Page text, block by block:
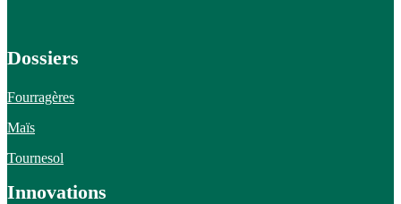
Dossiers
Fourragères
Maïs
Tournesol
Innovations